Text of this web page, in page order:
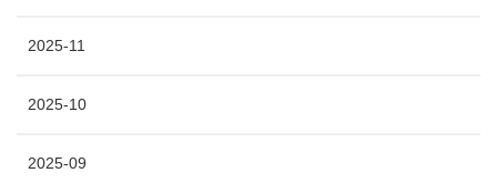
2025-11
2025-10
2025-09